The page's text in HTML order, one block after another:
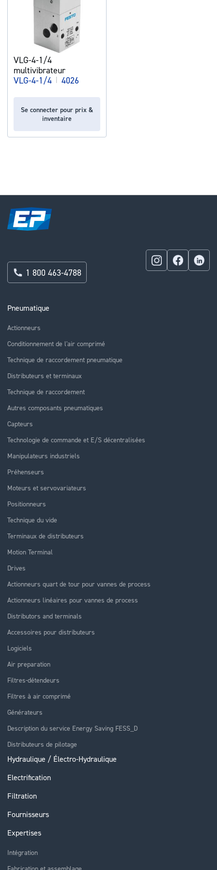
VLG-4-1/4
multivibrateur
VLG-4-1/4 | 4026
Se connecter pour prix &
inventaire
Pneumatique
Actionneurs
Conditionnement de l'air comprimé
Technique de raccordement pneumatique
Distributeurs et terminaux
Technique de raccordement
Autres composants pneumatiques
Capteurs
Technologie de commande et E/S décentralisées
Manipulateurs industriels
Préhenseurs
Moteurs et servovariateurs
Positionneurs
Technique du vide
Terminaux de distributeurs
Motion Terminal
Drives
Actionneurs quart de tour pour vannes de process
Actionneurs linéaires pour vannes de process
Distributors and terminals
Accessoires pour distributeurs
Logiciels
Air preparation
Filtres-détendeurs
Filtres à air comprimé
Générateurs
Description du service Energy Saving FESS_D
Distributeurs de pilotage
Hydraulique / Électro-Hydraulique
Electrification
Filtration
Fournisseurs
Expertises
Intégration
1 800 463-4788